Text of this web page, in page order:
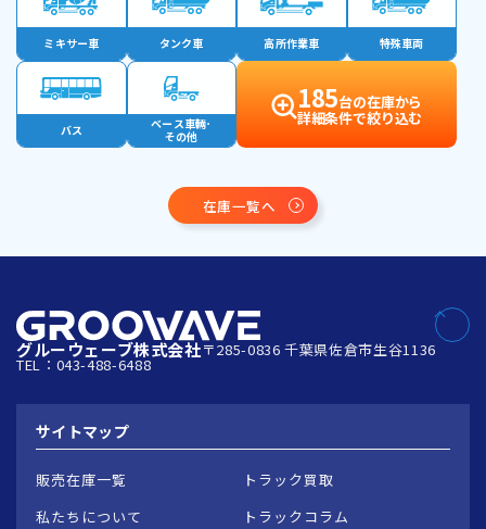
ミキサー車 タンク車 高所作業車 特殊車両
バス
ベース車輛･
その他
185台の在庫から
詳細条件で絞り込む
在庫一覧へ
グルーウェーブ株式会社〒285-0836 千葉県佐倉市生谷1136
TEL：043-488-6488
サイトマップ
販売在庫一覧
トラック買取
私たちについて
トラックコラム